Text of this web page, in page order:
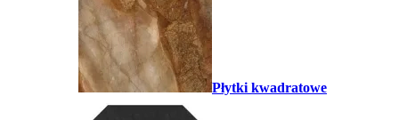
Płytki kwadratowe